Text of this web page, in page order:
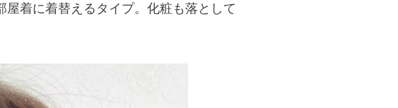
着に着替えるタイプ。化粧も落として